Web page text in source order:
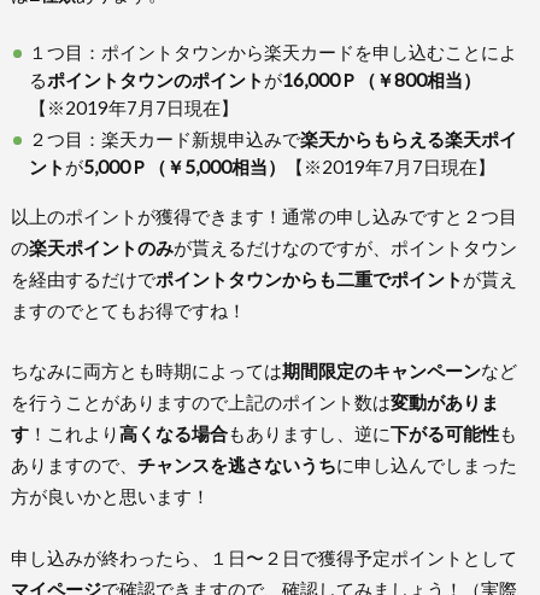
１つ目：ポイントタウンから楽天カードを申し込むことによ
るポイントタウンのポイント が16,000Ｐ（￥800相当）
【※2019年7月7日現在】
２つ目：楽天カード新規申込みで楽天からもらえる楽天ポイ
ント が5,000Ｐ（￥5,000相当） 【※2019年7月7日現在】
以上のポイントが獲得できます！通常の申し込みですと２つ目
の楽天ポイントのみが貰えるだけなのですが、ポイントタウン
を経由するだけでポイントタウンからも二重でポイント が貰え
ますのでとてもお得ですね！
ちなみに両方とも時期によっては期間限定のキャンペーンなど
を行うことがありますので上記のポイント数は変動がありま
す！これより高くなる場合もありますし、逆に下がる可能性も
ありますので、 チャンスを逃さないうちに申し込んでしまった
方が良いかと思います！
申し込みが終わったら、１日〜２日で獲得予定ポイントとして
マイページで確認できますので、確認してみましょう！（実際